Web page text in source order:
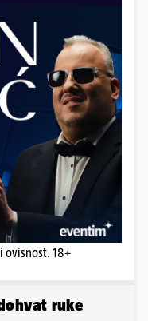
ovisnost. 18+
ruke